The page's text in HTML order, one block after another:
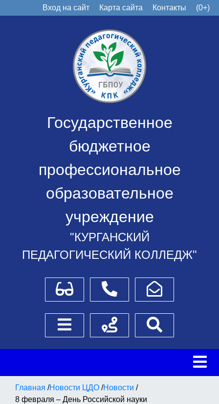
Вход на сайт Карта сайта Контакты (0+)
Государственное
бюджетное
профессиональное
образовательное
учреждение
"КУРГАНСКИЙ
ПЕДАГОГИЧЕСКИЙ КОЛЛЕДЖ"
Для слабовидящихТелефоныНаписать обращение
Боковое менюСхема проезда
Главная /Новости ЦДО /Новости /
8 февраля – День Российской науки